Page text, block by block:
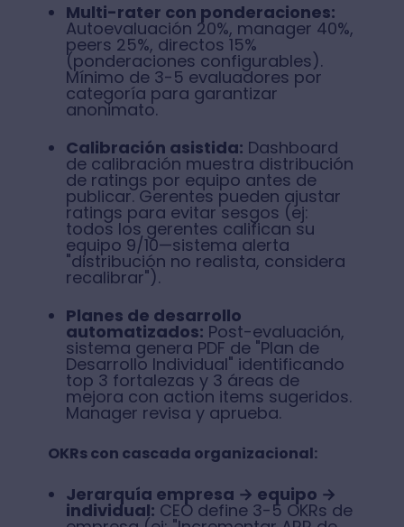
Multi-rater con ponderaciones:
Autoevaluación 20%, manager 40%,
peers 25%, directos 15%
(ponderaciones configurables).
Mínimo de 3-5 evaluadores por
categoría para garantizar
anonimato.
Calibración asistida: Dashboard
de calibración muestra distribución
de ratings por equipo antes de
publicar. Gerentes pueden ajustar
ratings para evitar sesgos (ej:
todos los gerentes califican su
equipo 9/10—sistema alerta
"distribución no realista, considera
recalibrar").
Planes de desarrollo
automatizados: Post-evaluación,
sistema genera PDF de "Plan de
Desarrollo Individual" identificando
top 3 fortalezas y 3 áreas de
mejora con action items sugeridos.
Manager revisa y aprueba.
OKRs con cascada organizacional:
Jerarquía empresa → equipo →
individual: CEO define 3-5 OKRs de